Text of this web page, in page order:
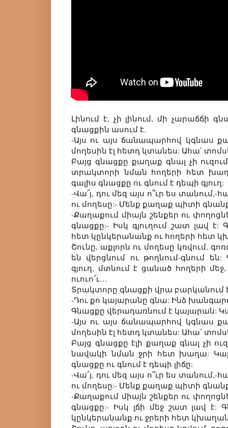
Լինում է, չի լինում, մի չարաճճի
գնացքին ասում է.
-Այս ու այս ճանապարհով կգնաս
մողեսին էլ հետդ կտանես: Ահա՛
Բայց գնացքը քաղաք գնալ չի
տրակտորի նման հողերի հետ
գալիս գնացքը ու գնում է դեպի գյուղ:
-Վա՜յ, դու մեզ այս ո՞ւր ես տանում,-
ու մողեսը:- Մենք քաղաք պիտի
-Քաղաքում միայն շենքեր ու
գնացքը:- Իսկ գյուղում շատ լավ է:
հետ կընկերանանք ու հողերի հետ
Շունը, աքլորն ու մողեսը կռվում,
են վերցնում ու թողնում-գնում
գյուղ, մտնում է ցանած հողերի
ուուո՜ւ…
Տրակտորը գնացքի վրա բարկանում
-Դու քո կայարանը գնա: Ինձ
Գնացքը վերադառնում է կայարան:
-Այս ու այս ճանապարհով կգնաս
մողեսին էլ հետդ կտանես: Ահա՛
Բայց գնացքը էլի քաղաք գնալ չի
նավակի նման ջրի հետ խաղա:
գնացքը ու գնում է դեպի լիճը:
-Վա՜յ, դու մեզ այս ո՞ւր ես տանում,-
ու մողեսը:- Մենք քաղաք պիտի
-Քաղաքում միայն շենքեր ու
գնացքը:- Իսկ լճի մեջ շատ լավ է:
կընկերանանք ու ջրերի հետ